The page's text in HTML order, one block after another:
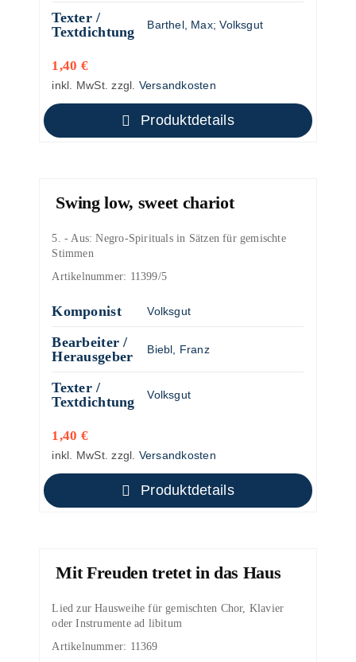
Texter /
Textdichtung
Barthel, Max;Volksgut
1,40 €
inkl. MwSt. zzgl. Versandkosten
Produktdetails
Swing low, sweet chariot
5. - Aus: Negro-Spirituals in Sätzen für gemischte
Stimmen
Artikelnummer: 11399/5
Komponist Volksgut
Bearbeiter /
Herausgeber
Biebl, Franz
Texter /
Textdichtung
Volksgut
1,40 €
inkl. MwSt. zzgl. Versandkosten
Produktdetails
Mit Freuden tretet in das Haus
Lied zur Hausweihe für gemischten Chor, Klavier
oder Instrumente ad libitum
Artikelnummer: 11369